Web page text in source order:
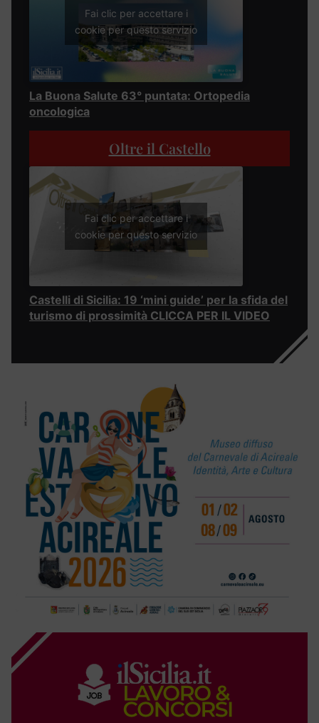
Fai clic per accettare i
cookie per questo servizio
La Buona Salute 63° puntata: Ortopedia
oncologica
Oltre il Castello
Fai clic per accettare i
cookie per questo servizio
Castelli di Sicilia: 19 ‘mini guide’ per la sfida del
turismo di prossimità CLICCA PER IL VIDEO